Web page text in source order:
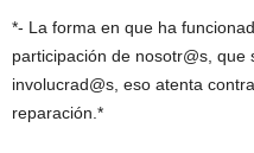
*- La forma en que ha
participación de nosotr@s, que
involucrad@s, eso atenta
reparación.*